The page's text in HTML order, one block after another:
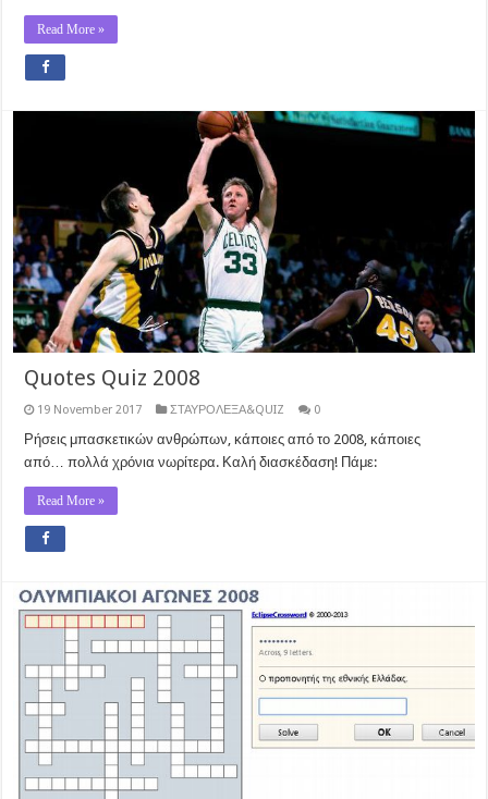
Read More »
Quotes Quiz 2008
19 November 2017 ΣΤΑΥΡΟΛΕΞΑ&QUIZ 0
Ρήσεις μπασκετικών ανθρώπων, κάποιες από το 2008, κάποιες
από… πολλά χρόνια νωρίτερα. Καλή διασκέδαση! Πάμε:
Read More »